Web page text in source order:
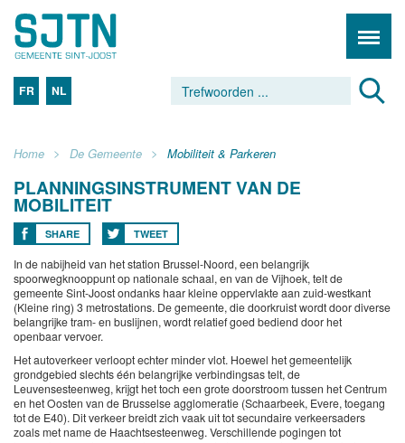
FR NL
Home De Gemeente Mobiliteit & Parkeren
PLANNINGSINSTRUMENT VAN DE
MOBILITEIT
SHARE TWEET
In de nabijheid van het station Brussel-Noord, een belangrijk
spoorwegknooppunt op nationale schaal, en van de Vijhoek, telt de
gemeente Sint-Joost ondanks haar kleine oppervlakte aan zuid-westkant
(Kleine ring) 3 metrostations. De gemeente, die doorkruist wordt door diverse
belangrijke tram- en buslijnen, wordt relatief goed bediend door het
openbaar vervoer.
Het autoverkeer verloopt echter minder vlot. Hoewel het gemeentelijk
grondgebied slechts één belangrijke verbindingsas telt, de
Leuvensesteenweg, krijgt het toch een grote doorstroom tussen het Centrum
en het Oosten van de Brusselse agglomeratie (Schaarbeek, Evere, toegang
tot de E40). Dit verkeer breidt zich vaak uit tot secundaire verkeersaders
zoals met name de Haachtsesteenweg. Verschillende pogingen tot